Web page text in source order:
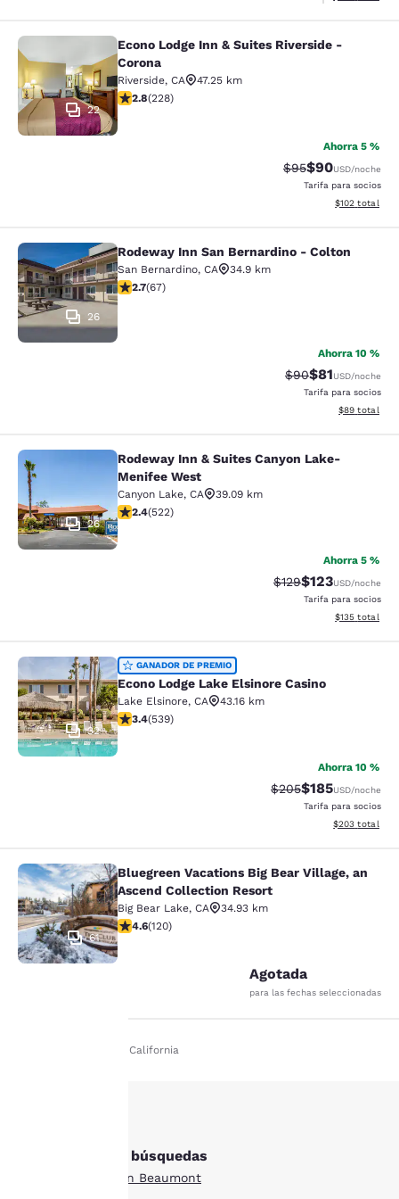
Econo Lodge Inn & Suites Riverside
22
Econo Lodge Inn & Suites Riverside -
Corona
Riverside, CA
47.25 km
Calificación de 2.76 estrellas. Razonable. 228 reseñas
2.8(228)
Ahorra 5 %
Tarifa tachada:
$95Tarifa
$90USD/noche
Tarifa para socios
Ver detalles
$102 total
Rodeway Inn San Bernardino -
26
Rodeway Inn San Bernardino - Colton
San Bernardino, CA
34.9 km
Calificación de 2.72 estrellas. Razonable. 67 reseñas
2.7(67)
Ahorra 10 %
Tarifa tachada:
$90Tarifa
$81USD/noche
Tarifa para socios
Ver detalles
$89 total
Rodeway Inn & Suites Canyon
26
Rodeway Inn & Suites Canyon Lake-
Menifee West
Canyon Lake, CA
39.09 km
Calificación de 2.43 estrellas. Razonable. 522 reseñas
2.4(522)
Ahorra 5 %
Tarifa tachada:
$129Tarifa reducida:
$123USD/noche
Tarifa para socios
Ver detalles
$135 total
Econo Lodge Lake Elsinore Casino
32
GANADOR DE PREMIO
Econo Lodge Lake Elsinore Casino
Lake Elsinore, CA
43.16 km
Calificación de 3.35 estrellas. Bueno. 539 reseñas
3.4(539)
Ahorra 10 %
Tarifa tachada:
$205Tarifa reducida:
$185USD/noche
Tarifa para socios
Ver detalles
$203 total
Bluegreen Vacations Big Bear
61
Bluegreen Vacations Big Bear Village, an
Ascend Collection Resort
Big Bear Lake, CA
34.93 km
Calificación de 4.63 estrellas. Excepcional. 120
4.6(120)
Agotada
para las fechas seleccionadas
California
Otras Beaumont búsquedas
Todos los hoteles en Beaumont